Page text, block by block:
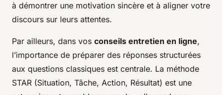
à démontrer une motivation sincère et à aligner votre
discours sur leurs attentes.
Par ailleurs, dans vos conseils entretien en ligne,
l’importance de préparer des réponses structurées
aux questions classiques est centrale. La méthode
STAR (Situation, Tâche, Action, Résultat) est une